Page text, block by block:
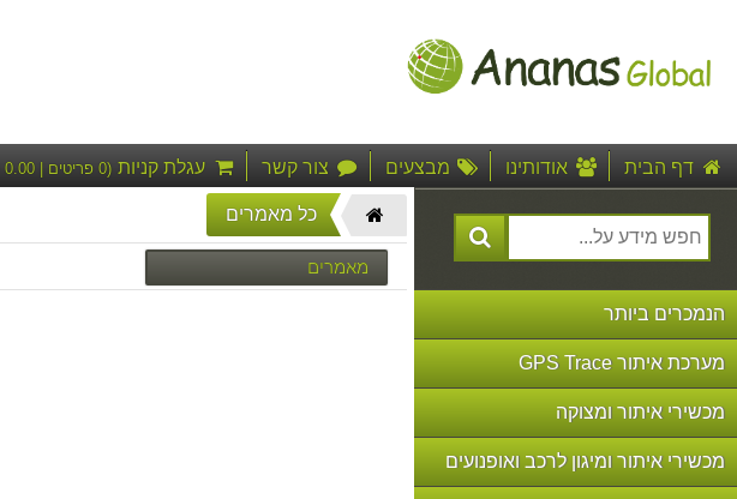
דף הבית אודותינו מבצעים צור קשר עגלת קניות (
0 פריטים |0.00
הנמכרים ביותר
מערכת איתור GPS Trace
מכשירי איתור ומצוקה
מכשירי איתור ומיגון לרכב ואופנועים
דף
הבית"
כל מאמרים
מאמרים